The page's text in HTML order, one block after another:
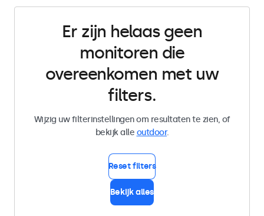
Er zijn helaas geen
monitoren die
overeenkomen met uw
filters.
Wijzig uw filterinstellingen om resultaten te zien, of
bekijk alle outdoor.
Reset filters
Bekijk alles